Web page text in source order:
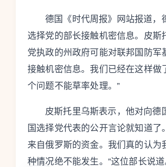
德国《时代周报》网站报道，
选择党的部长接触机密信息。皮
党执政的州政府可能对联邦国防军
接触机密信息。我们已经在这样
个问题不能草率处理。”
皮斯托里乌斯表示，他对向德
国选择党代表的公开言论就知道
来自俄罗斯的资金。我们真的认
种情况绝不能发生。”这位部长说道